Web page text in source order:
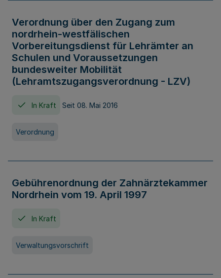
Verordnung über den Zugang zum
nordrhein-westfälischen
Vorbereitungsdienst für Lehrämter an
Schulen und Voraussetzungen
bundesweiter Mobilität
(Lehramtszugangsverordnung - LZV)
In Kraft Seit 08. Mai 2016
Verordnung
Gebührenordnung der Zahnärztekammer
Nordrhein vom 19. April 1997
In Kraft
Verwaltungsvorschrift